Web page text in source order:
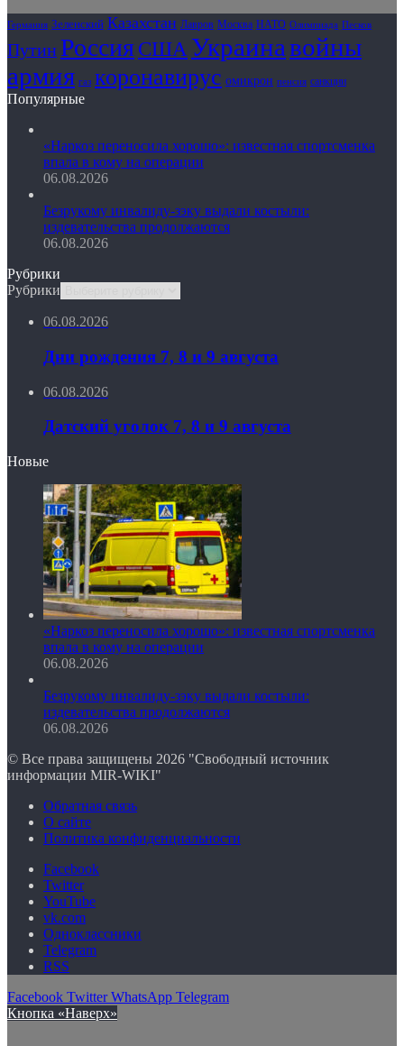
Германия Зеленский Казахстан Лавров Москва НАТО Олимпиада Песков
Путин РоссияСШАУкраинавойны
армия газ коронавирус омикрон пенсия санкции
Популярные
«Наркоз переносила хорошо»: известная спортсменка
впала в кому на операции
06.08.2026
Безрукому инвалиду-зэку выдали костыли:
издевательства продолжаются
06.08.2026
Рубрики
Рубрики
06.08.2026
Дни рождения 7, 8 и 9 августа
06.08.2026
Датский уголок 7, 8 и 9 августа
Новые
«Наркоз переносила хорошо»: известная спортсменка
впала в кому на операции
06.08.2026
Безрукому инвалиду-зэку выдали костыли:
издевательства продолжаются
06.08.2026
© Все права защищены 2026 "Свободный источник
информации MIR-WIKI"
Обратная связь
О сайте
Политика конфиденциальности
Facebook
Twitter
YouTube
vk.com
Одноклассники
Telegram
RSS
Facebook Twitter WhatsApp Telegram
Кнопка «Наверх»